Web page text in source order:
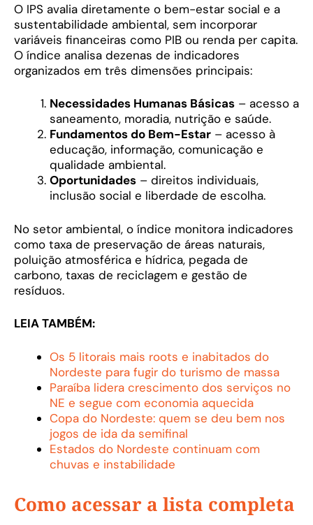
O IPS avalia diretamente o bem-estar social e a
sustentabilidade ambiental, sem incorporar
variáveis financeiras como PIB ou renda per capita.
O índice analisa dezenas de indicadores
organizados em três dimensões principais:
Necessidades Humanas Básicas – acesso a
saneamento, moradia, nutrição e saúde.
Fundamentos do Bem-Estar – acesso à
educação, informação, comunicação e
qualidade ambiental.
Oportunidades – direitos individuais,
inclusão social e liberdade de escolha.
No setor ambiental, o índice monitora indicadores
como taxa de preservação de áreas naturais,
poluição atmosférica e hídrica, pegada de
carbono, taxas de reciclagem e gestão de
resíduos.
LEIA TAMBÉM:
Os 5 litorais mais roots e inabitados do
Nordeste para fugir do turismo de massa
Paraíba lidera crescimento dos serviços no
NE e segue com economia aquecida
Copa do Nordeste: quem se deu bem nos
jogos de ida da semifinal
Estados do Nordeste continuam com
chuvas e instabilidade
Como acessar a lista completa